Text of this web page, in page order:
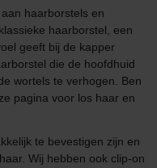
haarborstels en
haarborstel, een
geeft bij de kapper
die de hoofdhuid
wortels te verhogen. Ben
pagina voor los haar en
te bevestigen zijn en
Wij hebben ook clip-on